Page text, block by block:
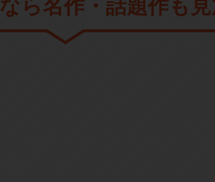
ら名作・話題作も見